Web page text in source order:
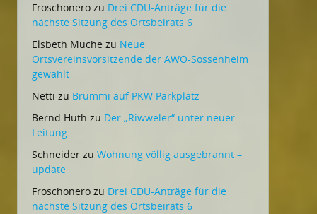
Froschonero zu Drei CDU-Anträge für die
nächste Sitzung des Ortsbeirats 6
Elsbeth Muche zu Neue
Ortsvereinsvorsitzende der AWO-Sossenheim
gewählt
Netti zu Brummi auf PKW Parkplatz
Bernd Huth zu Der „Riwweler“ unter neuer
Leitung
Schneider zu Wohnung völlig ausgebrannt –
update
Froschonero zu Drei CDU-Anträge für die
nächste Sitzung des Ortsbeirats 6